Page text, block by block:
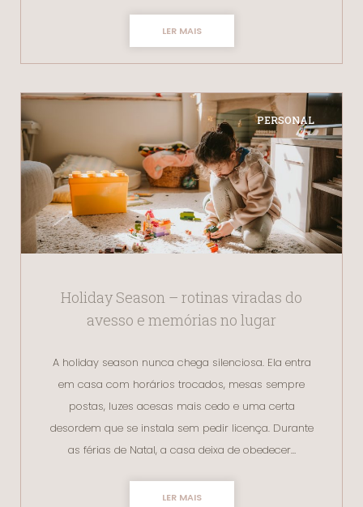
LER MAIS
PERSONAL
Holiday Season – rotinas viradas do
avesso e memórias no lugar
A holiday season nunca chega silenciosa. Ela entra
em casa com horários trocados, mesas sempre
postas, luzes acesas mais cedo e uma certa
desordem que se instala sem pedir licença. Durante
as férias de Natal, a casa deixa de obedecer…
LER MAIS